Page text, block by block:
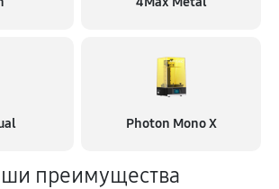
Photon Mono X
преимущества